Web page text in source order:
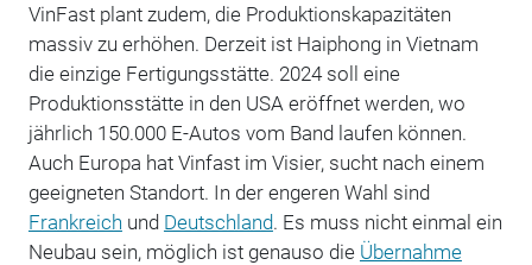
VinFast plant zudem, die Produktionskapazitäten
massiv zu erhöhen. Derzeit ist Haiphong in Vietnam
die einzige Fertigungsstätte. 2024 soll eine
Produktionsstätte in den USA eröffnet werden, wo
jährlich 150.000 E-Autos vom Band laufen können.
Auch Europa hat Vinfast im Visier, sucht nach einem
geeigneten Standort. In der engeren Wahl sind
Frankreich und Deutschland. Es muss nicht einmal ein
Neubau sein, möglich ist genauso die Übernahme